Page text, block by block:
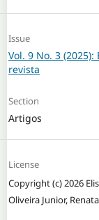
Issue
Vol. 9 No. 3
revista
Section
Artigos
License
Copyright (c) 2026
Oliveira Junior,